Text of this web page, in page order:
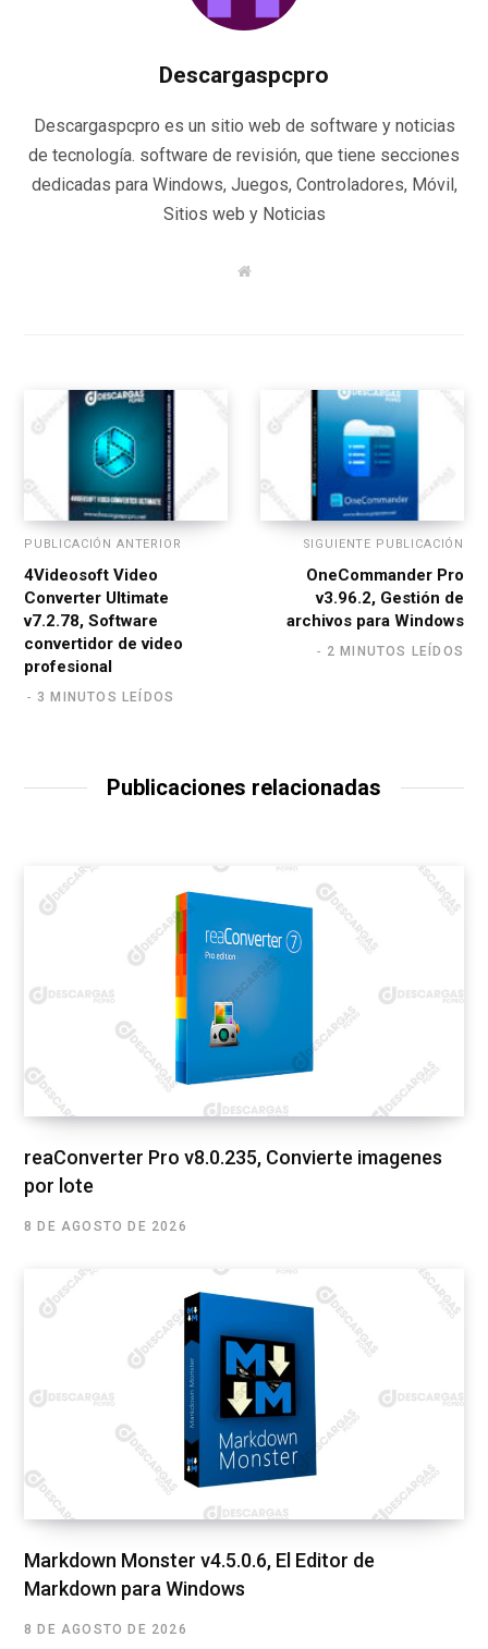
Descargaspcpro
Descargaspcpro es un sitio web de software y noticias
de tecnología. software de revisión, que tiene secciones
dedicadas para Windows, Juegos, Controladores, Móvil,
Sitios web y Noticias
W
PUBLICACIÓN ANTERIOR
4Videosoft Video
Converter Ultimate
v7.2.78, Software
convertidor de video
profesional
3 MINUTOS LEÍDOS
SIGUIENTE PUBLICACIÓN
OneCommander Pro
v3.96.2, Gestión de
archivos para Windows
2 MINUTOS LEÍDOS
Publicaciones relacionadas
reaConverter Pro v8.0.235, Convierte imagenes
por lote
8 DE AGOSTO DE 2026
Markdown Monster v4.5.0.6, El Editor de
Markdown para Windows
8 DE AGOSTO DE 2026